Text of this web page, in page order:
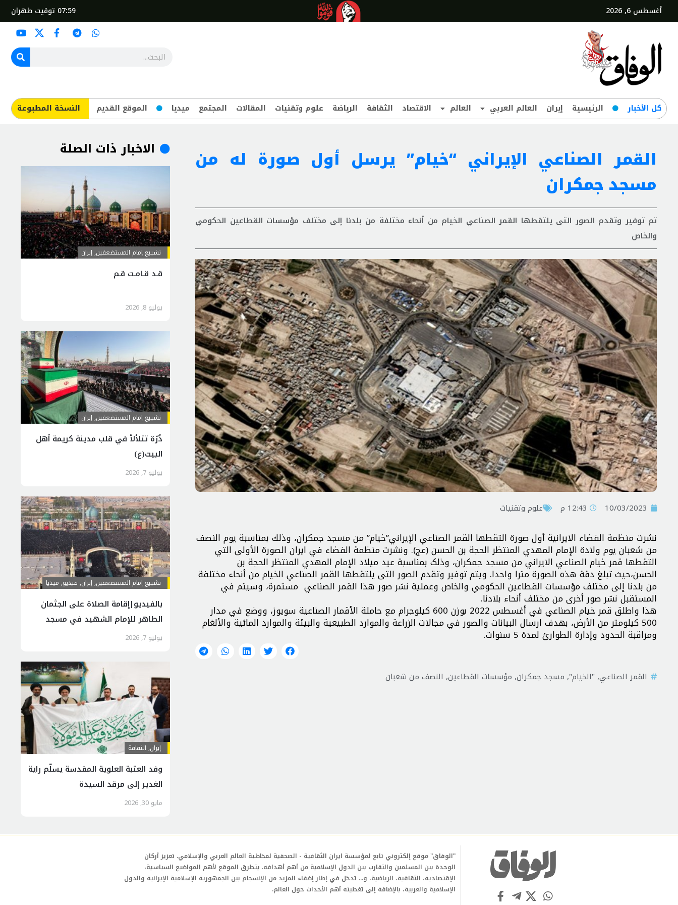
أغسطس 6, 2026 07:59 توقيت طهران
کل‌ الأخبار الرئيسية إيران العالم العربي العالم الاقتصاد الثقافة الرياضة علوم وتقنيات المقالات المجتمع ميديا الموقع القديم ​النسخة المطبوعة
القمر الصناعي الإيراني “خيام” يرسل أول صورة له من
مسجد جمكران
تم توفير وتقدم الصور التی یلتقطها القمر الصناعي الخيام من أنحاء مختلفة من بلدنا إلى مختلف مؤسسات القطاعين الحكومي
والخاص
10/03/2023 12:43 م علوم وتقنيات
نشرت منظمة الفضاء الايرانية أول صورة التقطها القمر الصناعي الإيراني”خيام” من مسجد جمکران، وذلك بمناسبة يوم النصف
من شعبان يوم ولادة الإمام المهدي المنتظر الحجة بن الحسن (عج). ونشرت منظمة الفضاء في ايران الصورة الأولى التي
التقطها قمر خيام الصناعي الايراني من مسجد جمکران، وذلک بمناسبة عید میلاد الإمام المهدي المنتظر الحجة بن
الحسن،حيث تبلغ دقة هذه الصورة مترا واحدا. ويتم توفير وتقدم الصور التی یلتقطها القمر الصناعي الخيام من أنحاء مختلفة
من بلدنا إلى مختلف مؤسسات القطاعين الحكومي والخاص وعملية نشر صور هذا القمر الصناعي مستمرة، وسيتم في
المستقبل نشر صور أخرى من مختلف أنحاء بلادنا.
هذا واطلق قمر خيام الصناعي في أغسطس 2022 بوزن 600 كيلوجرام مع حاملة الأقمار الصناعية سويوز، ووضع في مدار
500 كيلومتر من الأرض، بهدف ارسال البيانات والصور في مجالات الزراعة والموارد الطبيعية والبيئة والموارد المائية والألغام
ومراقبة الحدود وإدارة الطوارئ لمدة 5 سنوات.
القمر الصناعي, "الخيام", مسجد جمكران, مؤسسات القطاعين, النصف من شعبان
الاخبار ذات الصلة
تشييع إمام المستضعفين,إيران
قـد قـامـت قـم
يوليو 8, 2026
تشييع إمام المستضعفين,إيران
دُرّة تتلألأ في قلب مدينة كريمة أهل
البيت(ع)
يوليو 7, 2026
تشييع إمام المستضعفين,إيران, فیدیو, ميديا
بالفيديو|إقامة الصلاة على الجثمان
الطاهر للإمام الشهيد في مسجد
جمكران
يوليو 7, 2026
إيران, الثقافة
وفد العتبة العلوية المقدسة يسلّم راية
الغدير إلى مرقد السيدة
المعصومة(س)
مايو 30, 2026
"الوفاق" موقع إلكتروني تابع لمؤسسة ايران الثقافية - الصحفية لمخاطبة العالم العربي والإسلامي. تعزيز أركان
الوحدة بين المسلمين والتقارب بين الدول الإسلامية من أهم أهدافه. يتطرق الموقع لأهم المواضيع السياسية،
الإقتصادية، الثقافية، الرياضية، و... تدخل في إطار إضفاء المزيد من الإنسجام بين الجمهورية الإسلامية الإيرانية والدول
الإسلامية والعربية، بالإضافة إلى تغطيته أهم الأحداث حول العالم.